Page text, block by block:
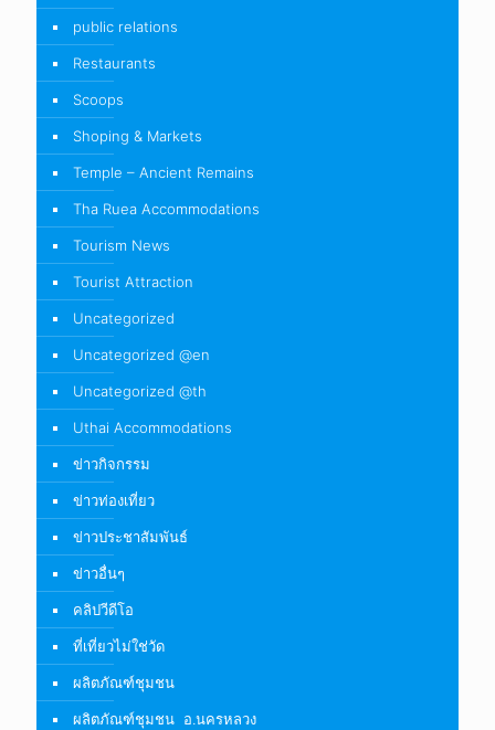
public relations
Restaurants
Scoops
Shoping & Markets
Temple – Ancient Remains
Tha Ruea Accommodations
Tourism News
Tourist Attraction
Uncategorized
Uncategorized @en
Uncategorized @th
Uthai Accommodations
ข่าวกิจกรรม
ข่าวท่องเที่ยว
ข่าวประชาสัมพันธ์
ข่าวอื่นๆ
คลิปวีดีโอ
ที่เที่ยวไม่ใช่วัด
ผลิตภัณฑ์ชุมชน
ผลิตภัณฑ์ชุมชน อ.นครหลวง